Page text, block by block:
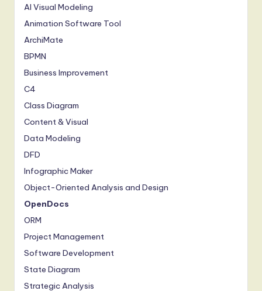
o
ft
w
a
r
e
,
a
n
d
D
ig
it
a
AI Visual Modeling
Animation Software Tool
ArchiMate
BPMN
Business Improvement
C4
Class Diagram
Content & Visual
Data Modeling
DFD
Infographic Maker
Object-Oriented Analysis and Design
OpenDocs
ORM
Project Management
Software Development
State Diagram
Strategic Analysis